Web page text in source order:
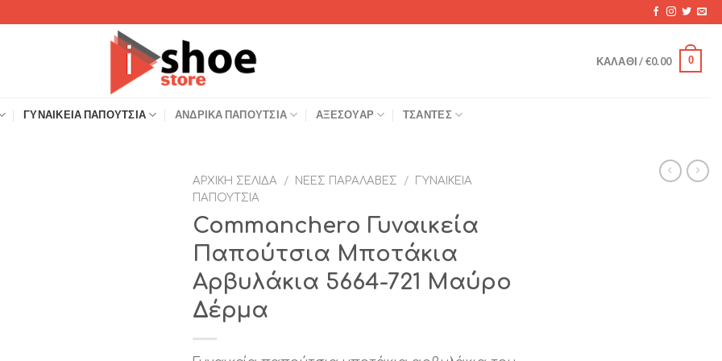
ΚΑΛΆΘΙ /€0.00 0
ΓΥΝΑΙΚΕΊΑ ΠΑΠΟΎΤΣΙΑ ΑΝΔΡΙΚΆ ΠΑΠΟΎΤΣΙΑ ΑΞΕΣΟΥΆΡ ΤΣΆΝΤΕΣ
ΑΡΧΙΚΉ ΣΕΛΊΔΑ / ΝΈΕΣ ΠΑΡΑΛΑΒΈΣ /
ΓΥΝΑΙΚΕΊΑ
ΠΑΠΟΎΤΣΙΑ
Commanchero Γυναικεία
Παπούτσια Μποτάκια
Αρβυλάκια 5664-721 Μαύρο
Δέρμα